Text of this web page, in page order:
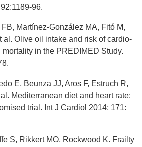
96.
Martínez-González MA, Fitó M,
al. Olive oil intake and risk of cardio-
in the PREDIMED Study.
E, Beunza JJ, Aros F, Estruch R,
Mediterranean diet and heart rate:
trial. Int J Cardiol 2014; 171:
S, Rikkert MO, Rockwood K. Frailty